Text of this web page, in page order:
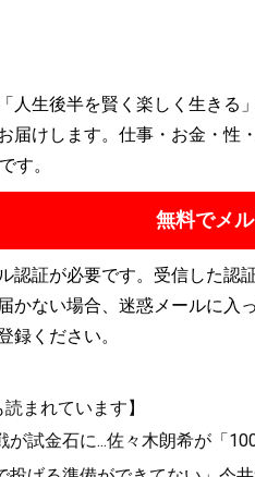
人生後半を賢く楽しく生きる
届けします。仕事・お金・
す。
無料でメ
認証が必要です。受信した認
かない場合、迷惑メールに入
録ください。
まれています】
試金石に...佐々木朗希が「